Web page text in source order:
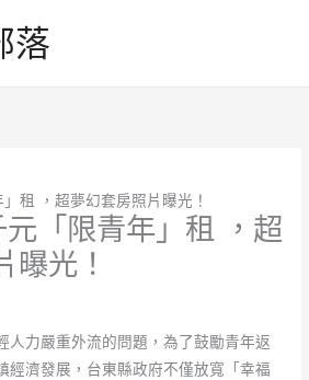
落
租 ，超夢幻套房照片曝光！
「限青年」租 ，超
曝光！
人力嚴重外流的問題，為了鼓勵青年返
經濟發展，台東縣政府不僅放寬「幸福